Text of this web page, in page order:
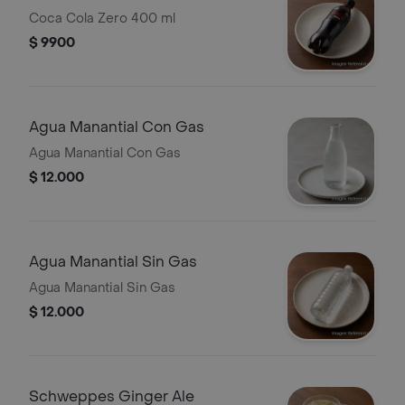
Coca Cola Zero 400 ml
$ 9900
Agua Manantial Con Gas
Agua Manantial Con Gas
$ 12.000
Agua Manantial Sin Gas
Agua Manantial Sin Gas
$ 12.000
Schweppes Ginger Ale